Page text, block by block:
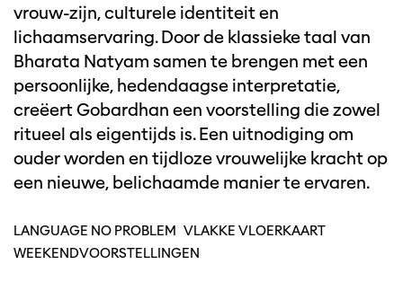
vrouw-zijn, culturele identiteit en
lichaamservaring. Door de klassieke taal van
Bharata Natyam samen te brengen met een
persoonlijke, hedendaagse interpretatie,
creëert Gobardhan een voorstelling die zowel
ritueel als eigentijds is. Een uitnodiging om
ouder worden en tijdloze vrouwelijke kracht op
een nieuwe, belichaamde manier te ervaren.
LANGUAGE NO PROBLEM VLAKKE VLOERKAART
WEEKENDVOORSTELLINGEN